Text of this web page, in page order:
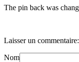
The pin back was
Laisser un commentaire:
Nom